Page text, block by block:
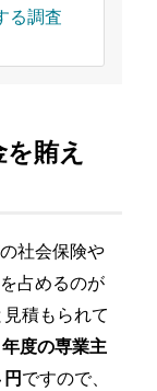
る調査
賄え
社会保険や
占めるのが
積もられて
度の専業主
ですので、